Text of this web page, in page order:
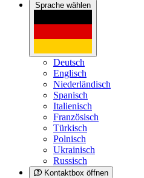
Sprache wählen
Deutsch
Englisch
Niederländisch
Spanisch
Italienisch
Französisch
Türkisch
Polnisch
Ukrainisch
Russisch
Kontaktbox öffnen